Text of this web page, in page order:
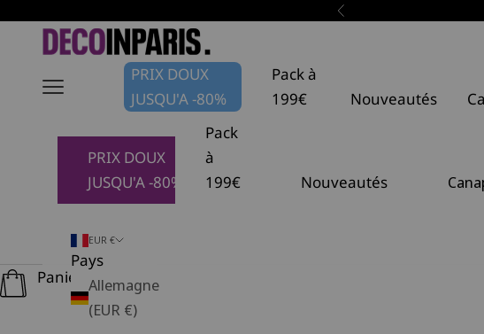
Précédent
DécoInParis
PRIX DOUX
JUSQU'A -80%
Pack à
199€
Nouveautés
PRIX DOUX
JUSQU'A -80%
Pack
à
199€
Nouveautés
EUR €
Pays
Allemagne
(EUR €)
Panier